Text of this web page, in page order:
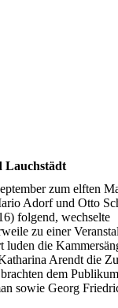
Lauchstädt
zum elften
Adorf und Otto
folgend, wechselte
zu einer
luden die
Arendt die
dem
sowie Georg